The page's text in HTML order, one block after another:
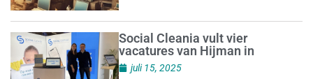
Social Cleania vult vier
vacatures van Hijman in
juli 15, 2025